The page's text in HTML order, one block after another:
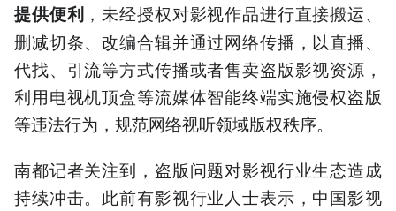
提供便利 ，未经授权对影视作品进行直接搬运、
删减切条、改编合辑并通过网络传播，以直播、
代找、引流等方式传播或者售卖盗版影视资源，
利用电视机顶盒等流媒体智能终端实施侵权盗版
等违法行为，规范网络视听领域版权秩序。
南都记者关注到，盗版问题对影视行业生态造成
持续冲击。此前有影视行业人士表示，中国影视